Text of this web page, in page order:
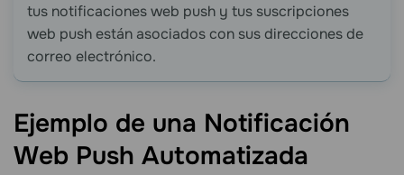
tus notificaciones web push y tus suscripciones
web push están asociados con sus direcciones de
correo electrónico.
Ejemplo de una Notificación
Web Push Automatizada